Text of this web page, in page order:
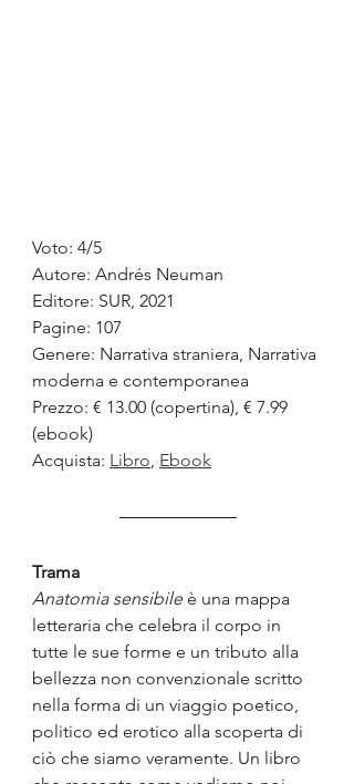
Voto: 4/5
Autore: Andrés Neuman
Editore: SUR, 2021
Pagine: 107
Genere: Narrativa straniera, Narrativa
moderna e contemporanea
Prezzo: € 13.00 (copertina), € 7.99
(ebook)
Acquista: Libro, Ebook
Trama
Anatomia sensibile è una mappa
letteraria che celebra il corpo in
tutte le sue forme e un tributo alla
bellezza non convenzionale scritto
nella forma di un viaggio poetico,
politico ed erotico alla scoperta di
ciò che siamo veramente. Un libro